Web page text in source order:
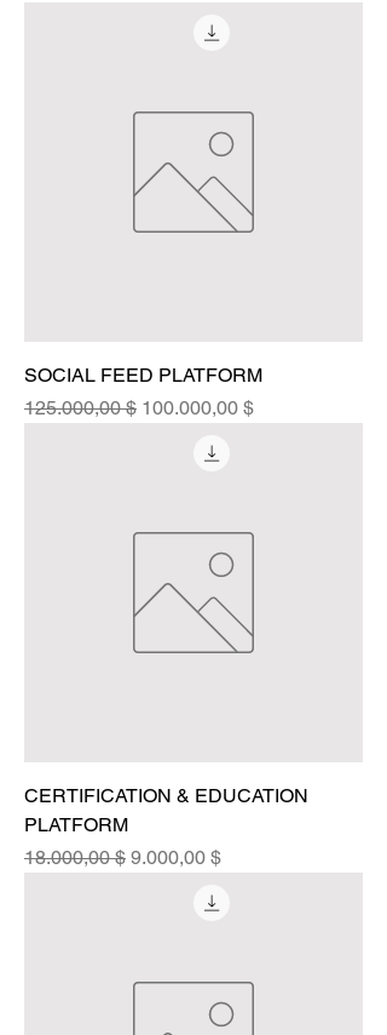
SOCIAL FEED PLATFORM
Standardpreis
125.000,00 $ Sale-Preis
100.000,00 $
CERTIFICATION & EDUCATION
PLATFORM
Standardpreis
18.000,00 $ Sale-Preis
9.000,00 $